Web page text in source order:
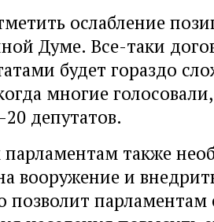
ослабление
Думе. Все-таки
будет гораздо
многие
депутатов.
также
вооружение и
позволит